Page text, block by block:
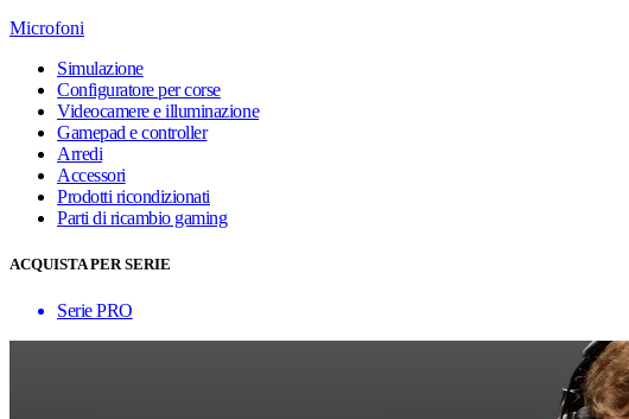
Microfoni
Simulazione
Configuratore per corse
Videocamere e illuminazione
Gamepad e controller
Arredi
Accessori
Prodotti ricondizionati
Parti di ricambio gaming
ACQUISTA PER SERIE
Serie PRO